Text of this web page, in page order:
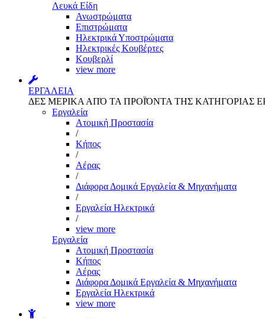
Λευκά Είδη
Ανωστρώματα
Επιστρώματα
Ηλεκτρικά Υποστρώματα
Ηλεκτρικές Κουβέρτες
Κουβερλί
view more
ΕΡΓΑΛΕΙΑ
ΔΕΣ ΜΕΡΙΚΑ ΑΠΌ ΤΑ ΠΡΟΪΌΝΤΑ ΤΗΣ ΚΑΤΗΓΟΡΙΑΣ
Εργαλεία
Aτομική Προστασία
/
Kήπος
/
Αέρας
/
Διάφορα Δομικά Εργαλεία & Μηχανήματα
/
Εργαλεία Ηλεκτρικά
/
view more
Εργαλεία
Aτομική Προστασία
Kήπος
Αέρας
Διάφορα Δομικά Εργαλεία & Μηχανήματα
Εργαλεία Ηλεκτρικά
view more